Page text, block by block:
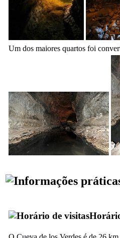
Um dos maiores quartos foi